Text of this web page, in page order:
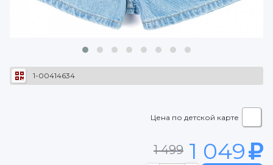
1-00414634
Цена по детской карте
1 499 1 049